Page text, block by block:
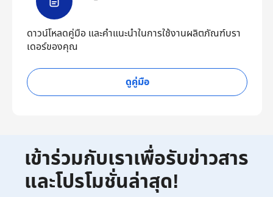
ดาวน์โหลดคู่มือ และคำแนะนำในการใช้งานผลิตภัณฑ์บรา
เดอร์ของคุณ
ดูคู่มือ
เข้าร่วมกับเราเพื่อรับข่าวสาร
และโปรโมชั่นล่าสุด!